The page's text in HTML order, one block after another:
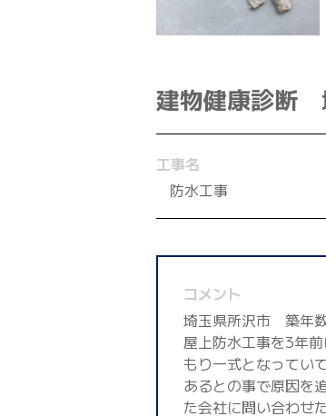
建物健康診断
工事名
防水工事
コメント
埼玉県所沢市 築年
屋上防水工事を3年
もり一式となってい
あるとの事で原因を
た会社に問い合わせ